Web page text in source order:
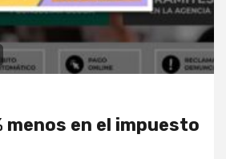
menos en el impuesto